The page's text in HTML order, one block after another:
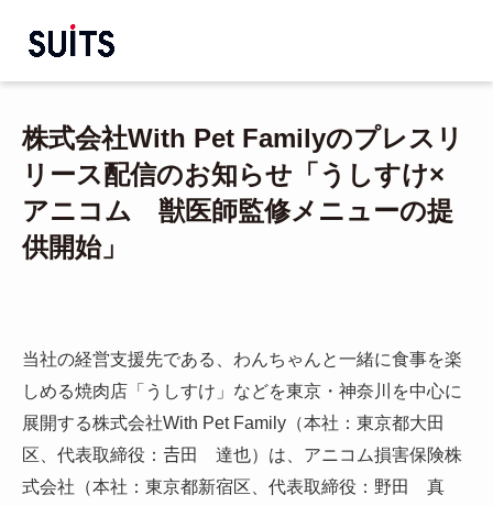
株式会社With Pet Familyのプレスリ
リース配信のお知らせ「うしすけ×
アニコム 獣医師監修メニューの提
供開始」
当社の経営支援先である、わんちゃんと一緒に食事を楽
しめる焼肉店「うしすけ」などを東京・神奈川を中心に
展開する株式会社With Pet Family（本社：東京都大田
区、代表取締役：𠮷田 達也）は、アニコム損害保険株
式会社（本社：東京都新宿区、代表取締役：野田 真